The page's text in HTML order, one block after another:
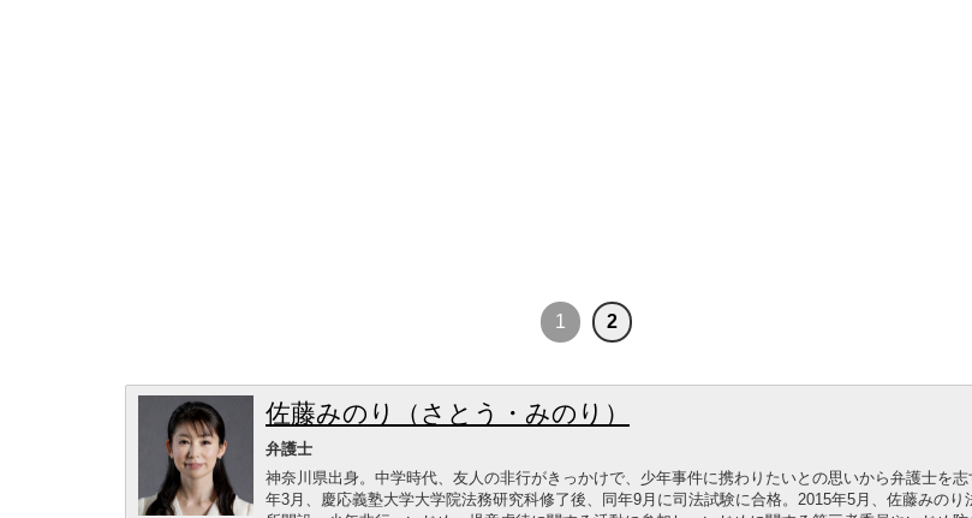
1 2
佐藤みのり（さとう・みのり）
弁護士
神奈川県出身。中学時代、友人の非行がきっかけで、少年事件に携わりたいとの思いから弁護士を志
年3月、慶応義塾大学大学院法務研究科修了後、同年9月に司法試験に合格。2015年5月、佐藤みのり